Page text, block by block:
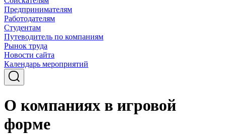
Предпринимателям
Работодателям
Студентам
Путеводитель по компаниям
Рынок труда
Новости сайта
Календарь мероприятий
О компаниях в игровой
форме